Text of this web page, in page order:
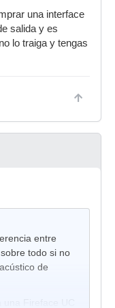
una interface
salida y es
lo traiga y tengas
entre
todo si no
de
Fireface UC